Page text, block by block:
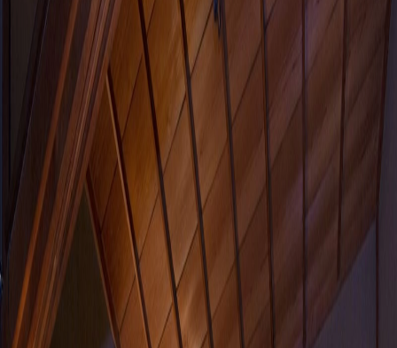
TECTUREとは？ サービスの使い方
衝立絵
朱雀 第11集
品番:
1531
ブランド
和紙来歩
メーカー
和紙来歩
価格